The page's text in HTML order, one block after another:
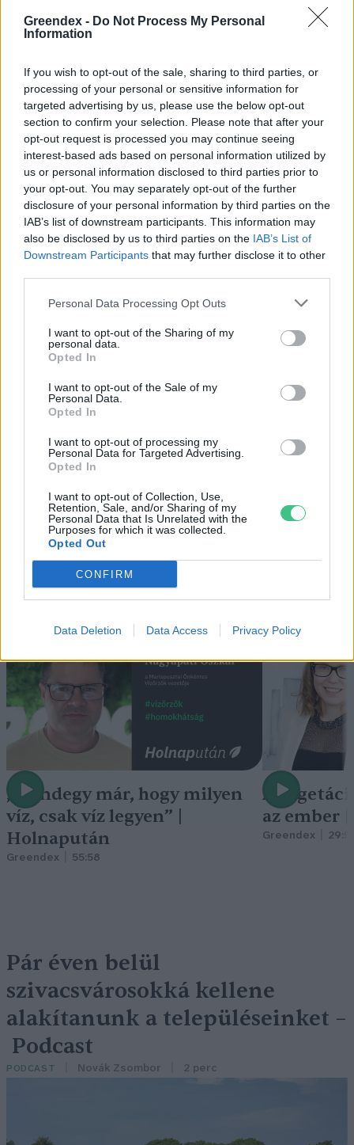
Greendex - Do Not Process My Personal
Information
If you wish to opt-out of the sale, sharing to third parties, or
processing of your personal or sensitive information for
targeted advertising by us, please use the below opt-out
section to confirm your selection. Please note that after your
opt-out request is processed you may continue seeing
interest-based ads based on personal information utilized by
us or personal information disclosed to third parties prior to
your opt-out. You may separately opt-out of the further
disclosure of your personal information by third parties on the
IAB’s list of downstream participants. This information may
also be disclosed by us to third parties on the IAB’s List of
Downstream Participants that may further disclose it to other
Personal Data Processing Opt Outs
I want to opt-out of the Sharing of my
personal data.
Opted In
I want to opt-out of the Sale of my
Personal Data.
Opted In
I want to opt-out of processing my
Personal Data for Targeted Advertising.
Opted In
I want to opt-out of Collection, Use,
Retention, Sale, and/or Sharing of my
Personal Data that Is Unrelated with the
Purposes for which it was collected.
Opted Out
CONFIRM
Data Deletion Data Access Privacy Policy
Greendex Szemle
A szerző további cikkei
Pár éven belül szivacsvárosokká
kellene alakítanunk a
településeinket – Podcast
PODCAST 2 perc
Negatív vízállások, vízkorlátozások:
miképp takarékoskodhatsz a vízzel?
ÉLŐ BOLYGÓNK
Hogyan védekezzünk a hangyák ellen
OTTHONUNK 5 perc
Holnapután
„Mindegy már, hogy milyen
víz, csak víz legyen” |
Holnapután
Greendex 55:58
A
az ember
Greendex
Pár éven belül
szivacsvárosokká kellene
alakítanunk a településeinket –
Podcast
PODCAST Novák Zsombor 2 perc